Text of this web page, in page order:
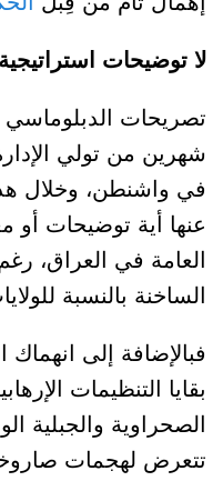
لا توضيحات استراتيجية
تصريحات الدبلوماسي
شهرين من تولي
في واشنطن، وخلال
عنها أية توضيحات أو
العامة في العراق،
الساخنة بالنسبة
فبالإضافة إلى انهماك
بقايا التنظيمات
الصحراوية والجبلية
تتعرض لهجمات